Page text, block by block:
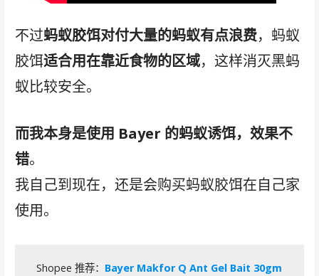
不过蚂蚁胶饵对付大量的蚂蚁有点浪费，蚂蚁
胶饵适合用在靠近食物的区域，这样消灭黑蚂
蚁比较安全。
而我本身是使用 Bayer 的蚂蚁诱饵，效果不
错。
我自己到现在，还是会购买蚂蚁胶饵在自己家
使用。
Shopee 推荐： Bayer Makfor Q Ant Gel Bait 30gm